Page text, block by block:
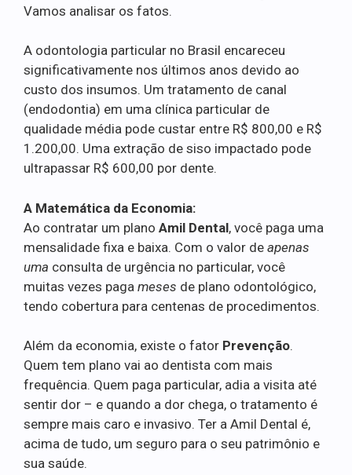
Vamos analisar os fatos.
A odontologia particular no Brasil encareceu
significativamente nos últimos anos devido ao
custo dos insumos. Um tratamento de canal
(endodontia) em uma clínica particular de
qualidade média pode custar entre R$ 800,00 e R$
1.200,00. Uma extração de siso impactado pode
ultrapassar R$ 600,00 por dente.
A Matemática da Economia:
Ao contratar um plano Amil Dental, você paga uma
mensalidade fixa e baixa. Com o valor de apenas
uma consulta de urgência no particular, você
muitas vezes paga meses de plano odontológico,
tendo cobertura para centenas de procedimentos.
Além da economia, existe o fator Prevenção.
Quem tem plano vai ao dentista com mais
frequência. Quem paga particular, adia a visita até
sentir dor – e quando a dor chega, o tratamento é
sempre mais caro e invasivo. Ter a Amil Dental é,
acima de tudo, um seguro para o seu patrimônio e
sua saúde.